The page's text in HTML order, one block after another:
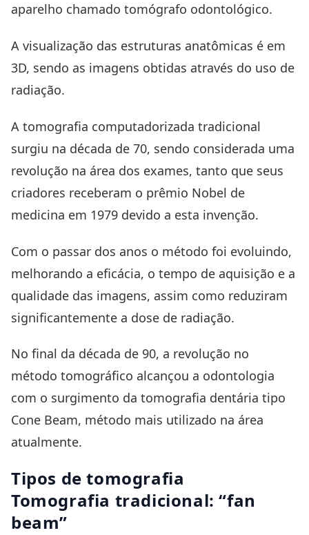
aparelho chamado tomógrafo odontológico.
A visualização das estruturas anatômicas é em
3D, sendo as imagens obtidas através do uso de
radiação.
A tomografia computadorizada tradicional
surgiu na década de 70, sendo considerada uma
revolução na área dos exames, tanto que seus
criadores receberam o prêmio Nobel de
medicina em 1979 devido a esta invenção.
Com o passar dos anos o método foi evoluindo,
melhorando a eficácia, o tempo de aquisição e a
qualidade das imagens, assim como reduziram
significantemente a dose de radiação.
No final da década de 90, a revolução no
método tomográfico alcançou a odontologia
com o surgimento da tomografia dentária tipo
Cone Beam, método mais utilizado na área
atualmente.
Tipos de tomografia
Tomografia tradicional: “fan
beam”